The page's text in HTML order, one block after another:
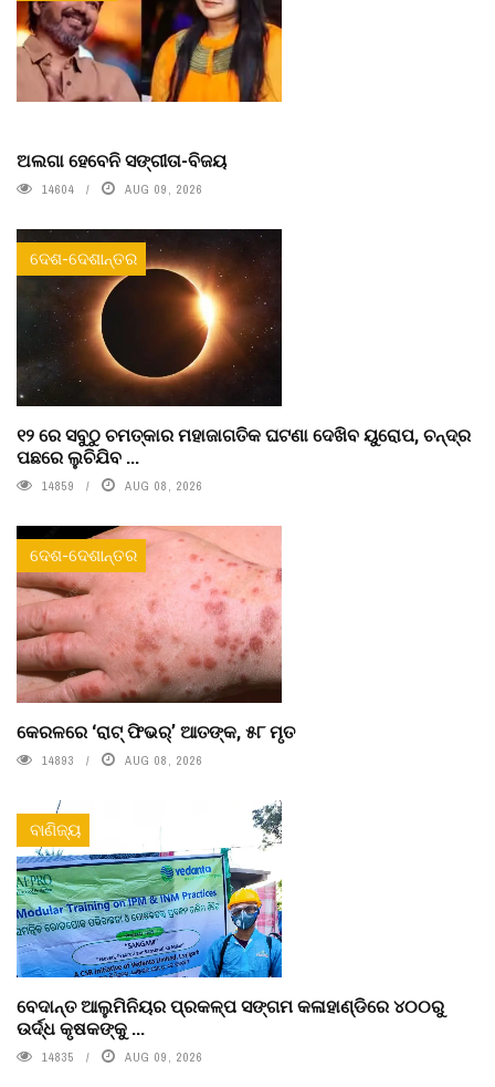
ଅଲଗା ହେବେନି ସଙ୍ଗୀତା-ବିଜୟ
14604 AUG 09, 2026
ଦେଶ-ଦେଶାନ୍ତର
୧୨ ରେ ସବୁଠୁ ଚମତ୍କାର ମହାଜାଗତିକ ଘଟଣା ଦେଖିବ ୟୁରୋପ, ଚନ୍ଦ୍ର
ପଛରେ ଲୁଚିଯିବ ...
14859 AUG 08, 2026
ଦେଶ-ଦେଶାନ୍ତର
କେରଳରେ ‘ରାଟ୍ ଫିଭର୍’ ଆତଙ୍କ, ୫୮ ମୃତ
14893 AUG 08, 2026
ବାଣିଜ୍ୟ
ବେଦାନ୍ତ ଆଲୁମିନିୟର ପ୍ରକଳ୍ପ ସଙ୍ଗମ କଳାହାଣ୍ଡିରେ ୪୦୦ରୁ
ଉର୍ଦ୍ଧ କୃଷକଙ୍କୁ ...
14835 AUG 09, 2026